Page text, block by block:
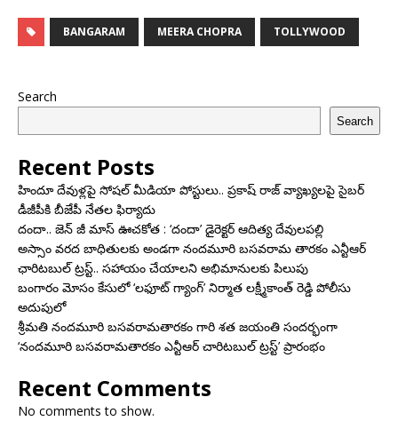
BANGARAM MEERA CHOPRA TOLLYWOOD
Search
Search
Recent Posts
హిందూ దేవుళ్లపై సోషల్ మీడియా పోస్టులు.. ప్రకాష్ రాజ్ వ్యాఖ్యలపై సైబర్
డీజీపీకి బీజేపీ నేతల ఫిర్యాదు
దందా.. జెన్ జీ మాస్ ఊచకోత : ‘దందా’ డైరెక్ట‌ర్ ఆదిత్య దేవులపల్లి
అస్సాం వరద బాధితులకు అండగా నందమూరి బసవరామ తారకం ఎన్టీఆర్
ఛారిటబుల్ ట్రస్ట్.. సహాయం చేయాలని అభిమానులకు పిలుపు
బంగారం మోసం కేసులో ‘లఫూట్ గ్యాంగ్’ నిర్మాత లక్ష్మీకాంత్ రెడ్డి పోలీసు
అదుపులో
శ్రీమతి నందమూరి బసవరామతారకం గారి శత జయంతి సందర్భంగా
‘నందమూరి బసవరామతారకం ఎన్టీఆర్ చారిటబుల్ ట్రస్ట్’ ప్రారంభం
Recent Comments
No comments to show.